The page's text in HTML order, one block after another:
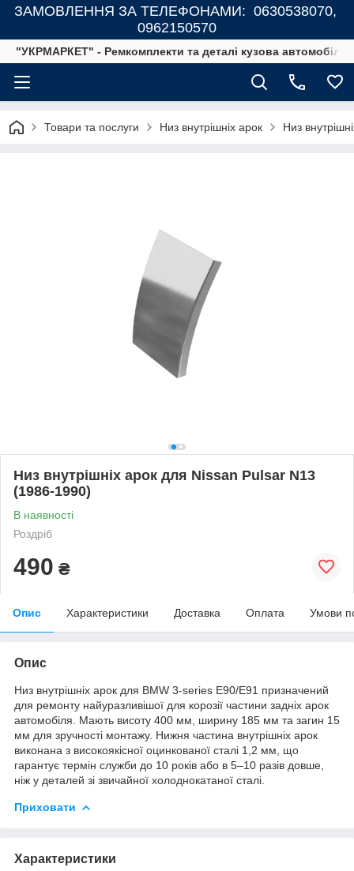
ЗАМОВЛЕННЯ ЗА ТЕЛЕФОНАМИ: 0630538070,
0962150570
"УКРМАРКЕТ" - Ремкомплекти та деталі кузова автомобілів
Товари та послуги Низ внутрішніх арок Низ
Низ внутрішніх арок для Nissan Pulsar N13
(1986-1990)
В наявності
Роздріб
490 ₴
Опис Характеристики Доставка Оплата Умови
Опис
Низ внутрішніх арок для BMW 3-series E90/E91 призначений
для ремонту найуразливішої для корозії частини задніх арок
автомобіля. Мають висоту 400 мм, ширину 185 мм та загин 15
мм для зручності монтажу. Нижня частина внутрішніх арок
виконана з високоякісної оцинкованої сталі 1,2 мм, що
гарантує термін служби до 10 років або в 5–10 разів довше,
ніж у деталей зі звичайної холоднокатаної сталі.
Приховати
Характеристики